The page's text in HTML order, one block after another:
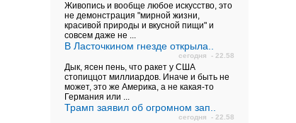
Живопись и вообще любое искусство, это
не демонстрация "мирной жизни,
красивой природы и вкусной пищи" и
совсем даже не ...
В Ласточкином гнезде открыла..
сегодня - 22.58
Дык, ясен пень, что ракет у США
стопиццот миллиардов. Иначе и быть не
может, это же Америка, а не какая-то
Германия или ...
Трамп заявил об огромном зап..
сегодня - 22.58